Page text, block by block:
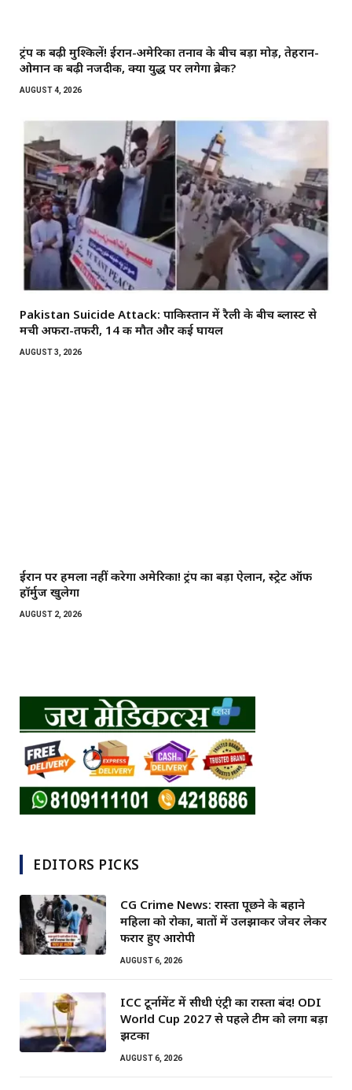
ट्रंप की बढ़ी मुश्किलें! ईरान-अमेरिका तनाव के बीच बड़ा मोड़, तेहरान-
ओमान की बढ़ी नजदीकी, क्या युद्ध पर लगेगा ब्रेक?
AUGUST 4, 2026
Pakistan Suicide Attack: पाकिस्तान में रैली के बीच ब्लास्ट से
मची अफरा-तफरी, 14 की मौत और कई घायल
AUGUST 3, 2026
ईरान पर हमला नहीं करेगा अमेरिका! ट्रंप का बड़ा ऐलान, स्ट्रेट ऑफ
हॉर्मुज खुलेगा
AUGUST 2, 2026
EDITORS PICKS
CG Crime News: रास्ता पूछने के बहाने
महिला को रोका, बातों में उलझाकर जेवर लेकर
फरार हुए आरोपी
AUGUST 6, 2026
ICC टूर्नामेंट में सीधी एंट्री का रास्ता बंद! ODI
World Cup 2027 से पहले टीम को लगा बड़ा
झटका
AUGUST 6, 2026